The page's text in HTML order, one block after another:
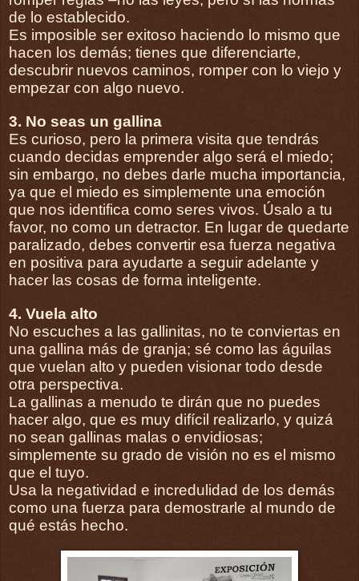
de lo establecido.
Es imposible ser exitoso haciendo lo mismo que
hacen los demás; tienes que diferenciarte,
descubrir nuevos caminos, romper con lo viejo y
empezar con algo nuevo.
3. No seas un gallina
Es curioso, pero la primera visita que tendrás
cuando decidas emprender algo será el miedo;
sin embargo, no debes darle mucha importancia,
ya que el miedo es simplemente una emoción
que nos identifica como seres vivos. Úsalo a tu
favor, no como un detractor. En lugar de quedarte
paralizado, debes convertir esa fuerza negativa
en positiva para ayudarte a seguir adelante y
hacer las cosas de forma inteligente.
4. Vuela alto
No escuches a las gallinitas, no te conviertas en
una gallina más de granja; sé como las águilas
que vuelan alto y pueden visionar todo desde
otra perspectiva.
La gallinas a menudo te dirán que no puedes
hacer algo, que es muy difícil realizarlo, y quizá
no sean gallinas malas o envidiosas;
simplemente su grado de visión no es el mismo
que el tuyo.
Usa la negatividad e incredulidad de los demás
como una fuerza para demostrarle al mundo de
qué estás hecho.